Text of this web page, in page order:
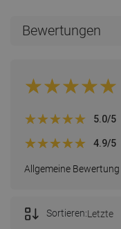
Bewertungen
Allgemeine
5.0/5
4.9/5
Sortieren:Letzte